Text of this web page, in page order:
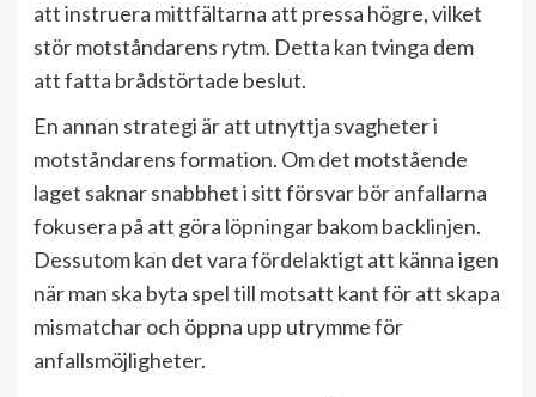
att instruera mittfältarna att pressa högre, vilket
stör motståndarens rytm. Detta kan tvinga dem
att fatta brådstörtade beslut.
En annan strategi är att utnyttja svagheter i
motståndarens formation. Om det motstående
laget saknar snabbhet i sitt försvar bör anfallarna
fokusera på att göra löpningar bakom backlinjen.
Dessutom kan det vara fördelaktigt att känna igen
när man ska byta spel till motsatt kant för att skapa
mismatchar och öppna upp utrymme för
anfallsmöjligheter.